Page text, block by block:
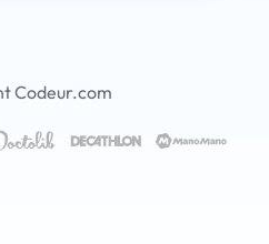
Codeur.com